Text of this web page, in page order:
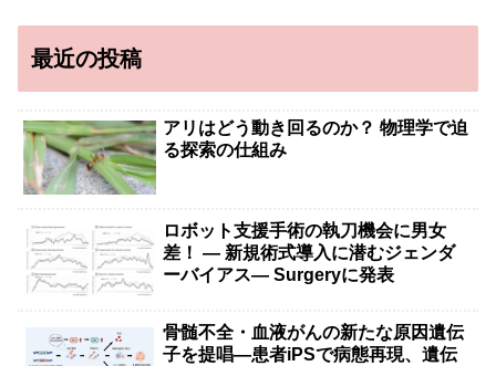
最近の投稿
アリはどう動き回るのか？ 物理学で迫
る探索の仕組み
ロボット支援手術の執刀機会に男女
差！ — 新規術式導入に潜むジェンダ
ーバイアス— Surgeryに発表
骨髄不全・血液がんの新たな原因遺伝
子を提唱―患者iPSで病態再現、遺伝